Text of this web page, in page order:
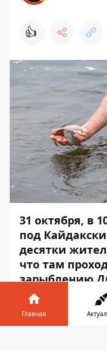
👍
31 октября, в
под
десятки
что там
зарыблению
Инициаторы
спортсмены,
Главная